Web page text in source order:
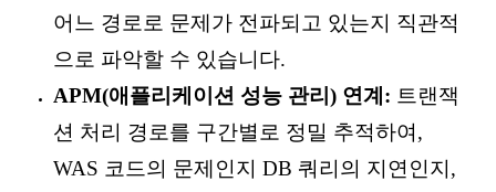
어느 경로로 문제가 전파되고 있는지 직관적
으로 파악할 수 있습니다.
APM(애플리케이션 성능 관리) 연계: 트랜잭
션 처리 경로를 구간별로 정밀 추적하여,
WAS 코드의 문제인지 DB 쿼리의 지연인지,